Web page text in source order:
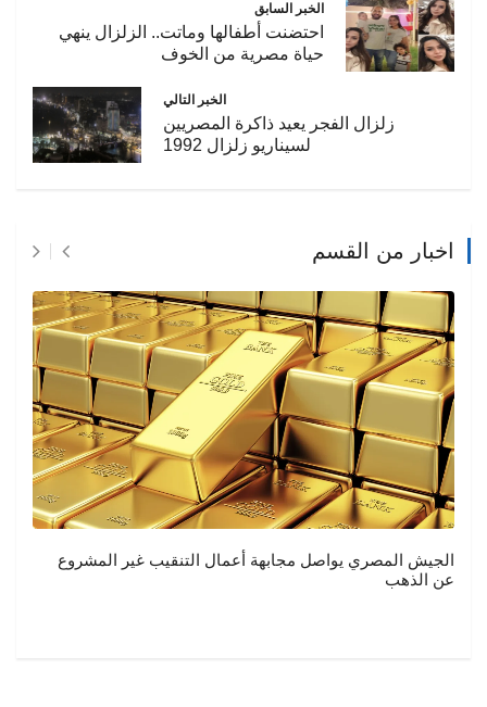
الخبر السابق
احتضنت أطفالها وماتت.. الزلزال ينهي
حياة مصرية من الخوف
الخبر التالي
زلزال الفجر يعيد ذاكرة المصريين
لسيناريو زلزال 1992
اخبار من القسم
الجيش المصري يواصل مجابهة أعمال التنقيب غير المشروع
عن الذهب